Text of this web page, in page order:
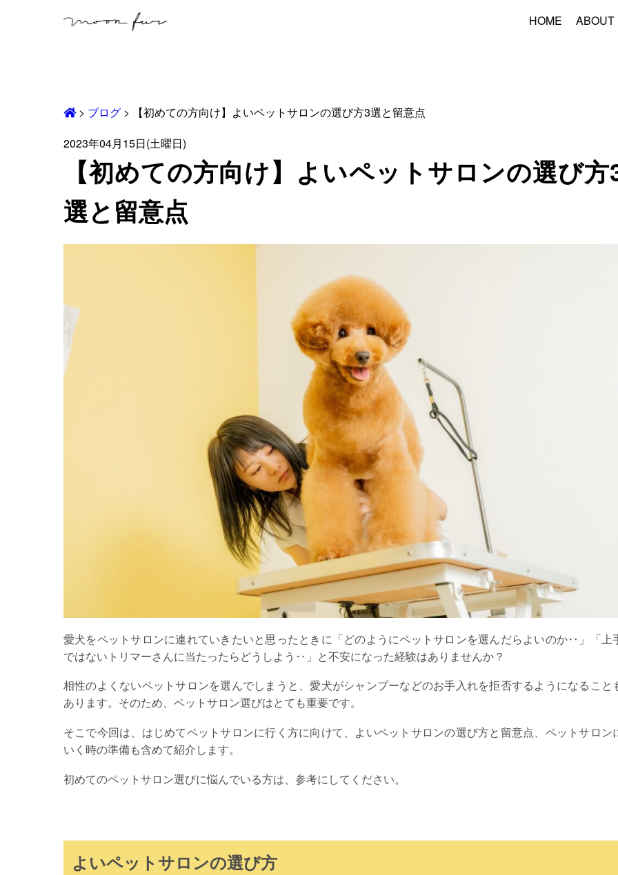
HOME ABOUT
> ブログ >
【初めての方向け】よいペットサロンの選び方3選と留意点
2023年04月15日(土曜日)
【初めての方向け】よいペットサロンの選び方
選と留意点
愛犬をペットサロンに連れていきたいと思ったときに「どのようにペットサロンを選んだらよいのか‥」「上
ではないトリマーさんに当たったらどうしよう‥」と不安になった経験はありませんか？
相性のよくないペットサロンを選んでしまうと、愛犬がシャンプーなどのお手入れを拒否するようになること
あります。そのため、ペットサロン選びはとても重要です。
そこで今回は、はじめてペットサロンに行く方に向けて、よいペットサロンの選び方と留意点、ペットサロン
いく時の準備も含めて紹介します。
初めてのペットサロン選びに悩んでいる方は、参考にしてください。
よいペットサロンの選び方